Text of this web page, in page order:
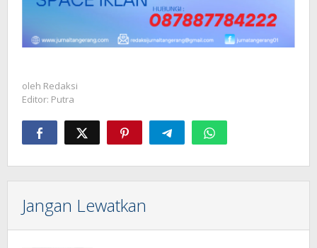
oleh Redaksi
Editor: Putra
Jangan Lewatkan